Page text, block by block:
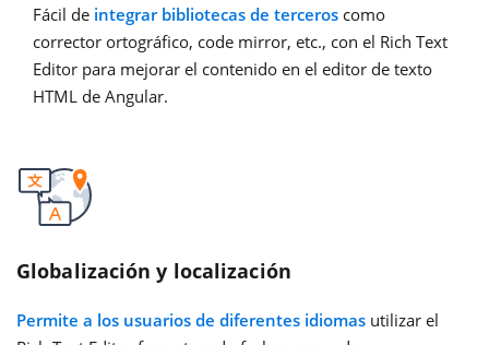
Fácil de integrar bibliotecas de terceros como
corrector ortográfico, code mirror, etc., con el Rich Text
Editor para mejorar el contenido en el editor de texto
HTML de Angular.
Globalización y localización
Permite a los usuarios de diferentes idiomas utilizar el